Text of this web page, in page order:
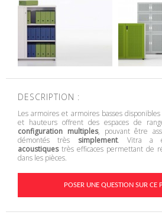
DESCRIPTION :
Les armoires et armoires basses disponibles
et hauteurs offrent des espaces de
configuration multiples, pouvant être
démontés très simplement. Vitra a
acoustiquestrès efficaces permettant de
dans les pièces.
POSER UNE QUESTION SUR CE